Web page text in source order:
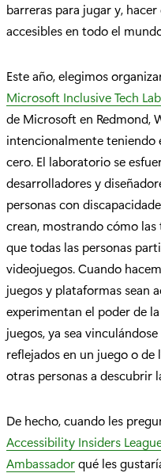
barreras para jugar y,
accesibles en todo el
Este año, elegimos
Microsoft Inclusive Tech Lab
de Microsoft en Redmond,
intencionalmente teniendo
cero. El laboratorio se
desarrolladores y
personas con
crean, mostrando cómo
que todas las personas
videojuegos. Cuando
juegos y plataformas sean
experimentan el poder de
juegos, ya sea
reflejados en un juego o de
otras personas a descubrir
De hecho, cuando les
Accessibility Insiders
Ambassadorqué les